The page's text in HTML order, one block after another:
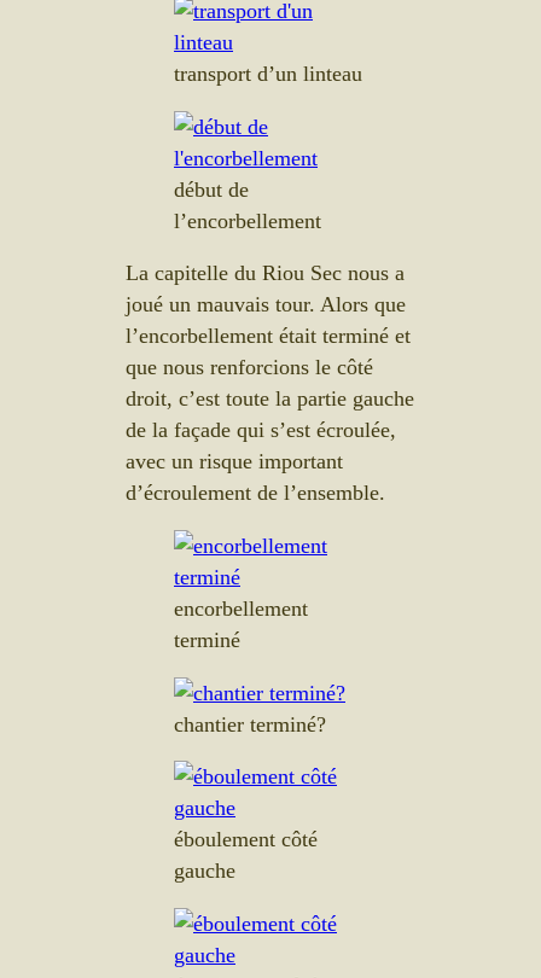
transport d’un linteau
début de
l’encorbellement
La capitelle du Riou Sec nous a
joué un mauvais tour. Alors que
l’encorbellement était terminé et
que nous renforcions le côté
droit, c’est toute la partie gauche
de la façade qui s’est écroulée,
avec un risque important
d’écroulement de l’ensemble.
encorbellement
terminé
chantier terminé?
éboulement côté
gauche